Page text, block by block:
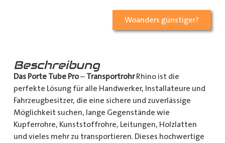
Woanders günstiger?
Beschreibung
Das Porte Tube Pro– TransportrohrRhino ist die
perfekte Lösung für alle Handwerker, Installateure und
Fahrzeugbesitzer, die eine sichere und zuverlässige
Möglichkeit suchen, lange Gegenstände wie
Kupferrohre, Kunststoffrohre, Leitungen, Holzlatten
und vieles mehr zu transportieren. Dieses hochwertige